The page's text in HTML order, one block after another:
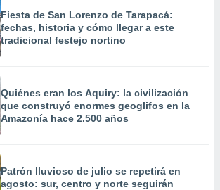
Fiesta de San Lorenzo de Tarapacá:
fechas, historia y cómo llegar a este
tradicional festejo nortino
Quiénes eran los Aquiry: la civilización
que construyó enormes geoglifos en la
Amazonía hace 2.500 años
Patrón lluvioso de julio se repetirá en
agosto: sur, centro y norte seguirán